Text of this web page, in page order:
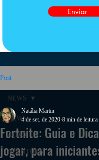
Enviar
Post
NEWS
AÇÃO
AVENTURA
NEWS
Fortnite: Guia e
jogar, para
Natália Martin
4 de set. de 2020 8 min de leitura